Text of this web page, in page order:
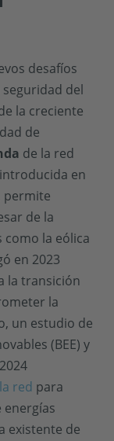
desafíos
del
la creciente
de
de la red
en
permite
de la
como la eólica
en 2023
la transición
la
un estudio de
(BEE) y
red para
energías
existente de